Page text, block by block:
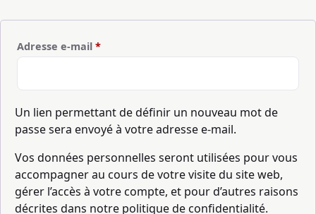
Adresse e-mail *Obligatoire
Un lien permettant de définir un nouveau mot de
passe sera envoyé à votre adresse e-mail.
Vos données personnelles seront utilisées pour vous
accompagner au cours de votre visite du site web,
gérer l’accès à votre compte, et pour d’autres raisons
décrites dans notre politique de confidentialité.